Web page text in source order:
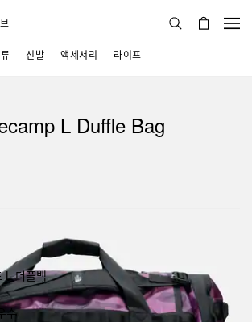
신발 액세서리 라이프
L Duffle Bag
L 더플백
수